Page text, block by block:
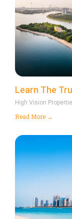
Learn The
High Vision
Read More →